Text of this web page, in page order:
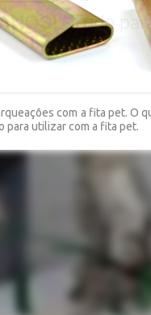
com a fita pet. O
para utilizar com a fita pet.